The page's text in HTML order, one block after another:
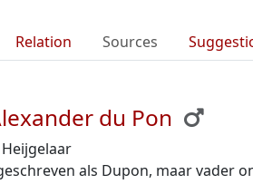
Relation Sources
du Pon
als Dupon, maar vader